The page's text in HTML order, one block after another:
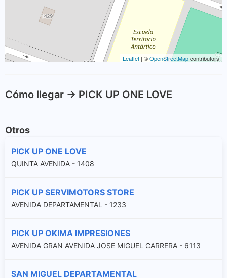
Leaflet | ©OpenStreetMapcontributors
Cómo llegar -> PICK UP ONE LOVE
Otros
PICK UP ONE LOVE
QUINTA AVENIDA - 1408
PICK UP SERVIMOTORS STORE
AVENIDA DEPARTAMENTAL - 1233
PICK UP OKIMA IMPRESIONES
AVENIDA GRAN AVENIDA JOSE MIGUEL CARRERA - 6113
SAN MIGUEL DEPARTAMENTAL